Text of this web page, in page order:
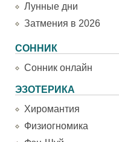
Лунные дни
Затмения в 2026
СОННИК
Сонник онлайн
ЭЗОТЕРИКА
Хиромантия
Физиогномика